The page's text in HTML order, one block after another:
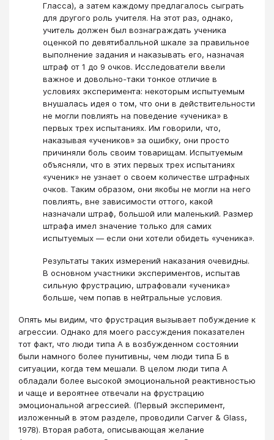
Гласса), а затем каждому предлагалось сыграть
для другого роль учителя. На этот раз, однако,
учитель должен был вознаграждать ученика
оценкой по девятибалльной шкале за правильное
выполнение задания и наказывать его, назначая
штраф от 1 до 9 очков. Исследователи ввели
важное и довольно-таки тонкое отличие в
условиях эксперимента: некоторым испытуемым
внушалась идея о том, что они в действительности
не могли повлиять на поведение «ученика» в
первых трех испытаниях. Им говорили, что,
наказывая «учеников» за ошибку, они просто
причиняли боль своим товарищам. Испытуемым
объясняли, что в этих первых трех испытаниях
«ученик» не узнает о своем количестве штрафных
очков. Таким образом, они якобы не могли на него
повлиять, вне зависимости оттого, какой
назначали штраф, большой или маленький. Размер
штрафа имел значение только для самих
испытуемых — если они хотели обидеть «ученика».
Результаты таких измерений наказания очевидны.
В основном участники экспериментов, испытав
сильную фрустрацию, штрафовали «ученика»
больше, чем попав в нейтральные условия.
Опять мы видим, что фрустрация вызывает побуждение к
агрессии. Однако для моего рассуждения показателен
тот факт, что люди типа А в возбужденном состоянии
были намного более пунитивны, чем люди типа Б в
ситуации, когда тем мешали. В целом люди типа А
обладали более высокой эмоциональной реактивностью
и чаще и вероятнее отвечали на фрустрацию
эмоциональной агрессией. (Первый эксперимент,
изложенный в этом разделе, проводили Carver & Glass,
1978). Вторая работа, описывающая желание